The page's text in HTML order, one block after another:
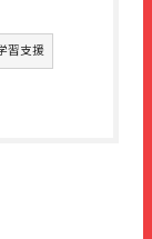
習支援